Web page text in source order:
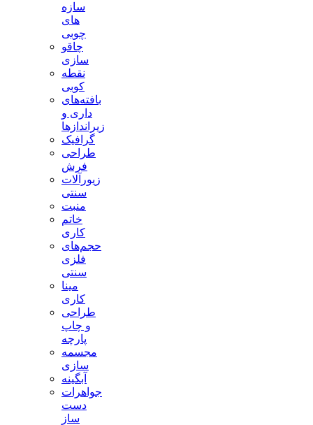
سازه
های
چوبی
چاقو
سازی
نقطه
کوبی
بافته‌های
داری و
زیراندازها
گرافیک
طراحی
فرش
زیورآلات
سنتی
منبت
خاتم
کاری
حجم‌های
فلزی
سنتی
مینا
کاری
طراحی
و چاپ
پارچه
مجسمه
سازی
آبگینه
جواهرات
دست
ساز